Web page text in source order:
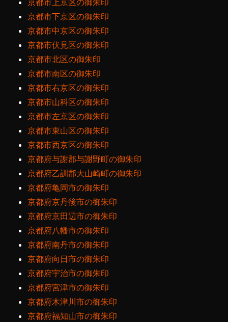
京都市上京区の御朱印
京都市下京区の御朱印
京都市中京区の御朱印
京都市伏見区の御朱印
京都市北区の御朱印
京都市南区の御朱印
京都市右京区の御朱印
京都市山科区の御朱印
京都市左京区の御朱印
京都市東山区の御朱印
京都市西京区の御朱印
京都府与謝郡与謝野町の御朱印
京都府乙訓郡大山崎町の御朱印
京都府亀岡市の御朱印
京都府京丹後市の御朱印
京都府京田辺市の御朱印
京都府八幡市の御朱印
京都府南丹市の御朱印
京都府向日市の御朱印
京都府宇治市の御朱印
京都府宮津市の御朱印
京都府木津川市の御朱印
京都府福知山市の御朱印